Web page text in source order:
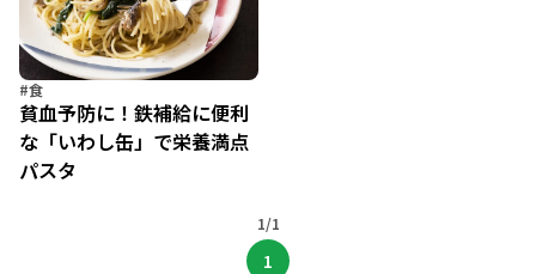
#食
貧血予防に！鉄補給に便利
な「いわし缶」で栄養満点
パスタ
1/1
1